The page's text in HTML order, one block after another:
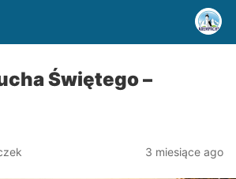
Świętego –
3 miesiące ago